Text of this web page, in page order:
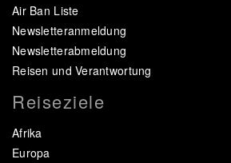
Air Ban Liste
Newsletteranmeldung
Newsletterabmeldung
Reisen und Verantwortung
Reiseziele
Afrika
Europa